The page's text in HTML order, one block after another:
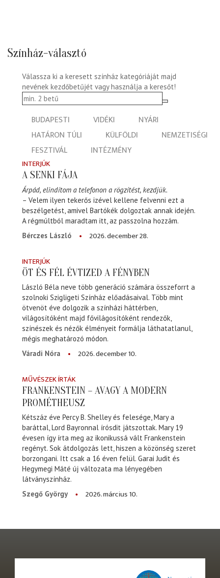
Színház-választó
Válassza ki a keresett színház kategóriáját majd
nevének kezdőbetűjét vagy használja a keresőt!
BUDAPESTI VIDÉKI
NYÁRI
HATÁRON TÚLI
KÜLFÖLDI
NEMZETISÉGI
FESZTIVÁL
INTÉZMÉNY
INTERJÚK
A SENKI FÁJA
Árpád, elindítom a telefonon a rögzítést, kezdjük.
– Velem ilyen tekerős izével kellene felvenni ezt a
beszélgetést, amivel Bartókék dolgoztak annak idején.
A régmúltból maradtam itt, az passzolna hozzám.
Bérczes László
2026. december 28.
INTERJÚK
ÖT ÉS FÉL ÉVTIZED A FÉNYBEN
László Béla neve több generáció számára összeforrt a
szolnoki Szigligeti Színház előadásaival. Több mint
ötvenöt éve dolgozik a színházi háttérben,
világosítóként majd fővilágosítóként rendezők,
színészek és nézők élményeit formálja láthatatlanul,
mégis meghatározó módon.
Váradi Nóra
2026. december 10.
MŰVÉSZEK ÍRTÁK
FRANKENSTEIN – AVAGY A MODERN
PROMÉTHEUSZ
Kétszáz éve Percy B. Shelley és felesége, Mary a
baráttal, Lord Bayronnal írósdit játszottak. Mary 19
évesen így írta meg az ikonikussá vált Frankenstein
regényt. Sok átdolgozás lett, hiszen a közönség szeret
borzongani. Itt csak a 16 éven felül. Garai Judit és
Hegymegi Máté új változata ma lényegében
látványszínház.
Szegő György
2026. március 10.